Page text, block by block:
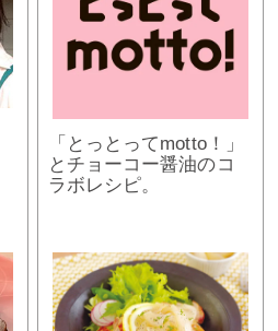
「とっとってmotto！」
とチョーコー醤油のコ
ラボレシピ。